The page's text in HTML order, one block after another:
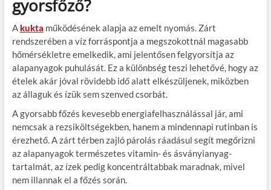
gyorsfőző?
A kukta működésének alapja az emelt nyomás. Zárt
rendszerében a víz forráspontja a megszokottnál magasabb
hőmérsékletre emelkedik, ami jelentősen felgyorsítja az
alapanyagok puhulását. Ez a különbség teszi lehetővé, hogy az
ételek akár jóval rövidebb idő alatt elkészüljenek, miközben
az állaguk és ízük sem szenved csorbát.
A gyorsabb főzés kevesebb energiafelhasználással jár, ami
nemcsak a rezsiköltségekben, hanem a mindennapi rutinban is
érezhető. A zárt térben zajló párolás ráadásul segít megőrizni
az alapanyagok természetes vitamin- és ásványianyag-
tartalmát, az ízek pedig koncentráltabbak maradnak, mivel
nem illannak el a főzés során.